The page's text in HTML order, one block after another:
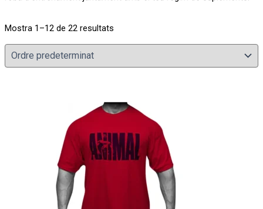
Mostra 1–12 de 22 resultats